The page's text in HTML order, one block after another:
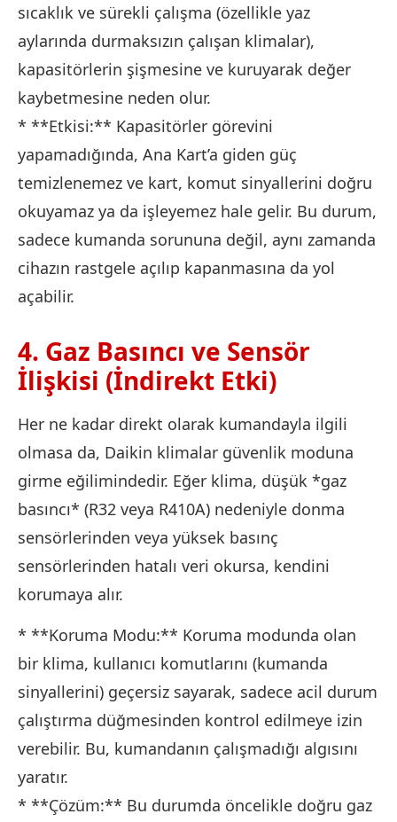
sıcaklık ve sürekli çalışma (özellikle yaz
aylarında durmaksızın çalışan klimalar),
kapasitörlerin şişmesine ve kuruyarak değer
kaybetmesine neden olur.
* **Etkisi:** Kapasitörler görevini
yapamadığında, Ana Kart’a giden güç
temizlenemez ve kart, komut sinyallerini doğru
okuyamaz ya da işleyemez hale gelir. Bu durum,
sadece kumanda sorununa değil, aynı zamanda
cihazın rastgele açılıp kapanmasına da yol
açabilir.
4. Gaz Basıncı ve Sensör
İlişkisi (İndirekt Etki)
Her ne kadar direkt olarak kumandayla ilgili
olmasa da, Daikin klimalar güvenlik moduna
girme eğilimindedir. Eğer klima, düşük *gaz
basıncı* (R32 veya R410A) nedeniyle donma
sensörlerinden veya yüksek basınç
sensörlerinden hatalı veri okursa, kendini
korumaya alır.
* **Koruma Modu:** Koruma modunda olan
bir klima, kullanıcı komutlarını (kumanda
sinyallerini) geçersiz sayarak, sadece acil durum
çalıştırma düğmesinden kontrol edilmeye izin
verebilir. Bu, kumandanın çalışmadığı algısını
yaratır.
* **Çözüm:** Bu durumda öncelikle doğru gaz